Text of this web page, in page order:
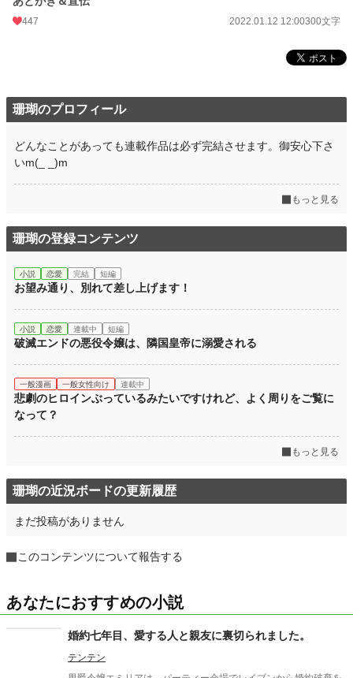
447 2022.01.12 12:00300文字
珊瑚のプロフィール
どんなことがあっても連載作品は必ず完結させます。御安心下さ
いm(_ _)m
もっと見る
珊瑚の登録コンテンツ
小説 恋愛 完結 短編
お望み通り、別れて差し上げます！
小説 恋愛 連載中 短編
破滅エンドの悪役令嬢は、隣国皇帝に溺愛される
一般漫画 一般女性向け 連載中
悲劇のヒロインぶっているみたいですけれど、よく周りをご覧に
なって？
もっと見る
珊瑚の近況ボードの更新履歴
まだ投稿がありません
このコンテンツについて報告する
あなたにおすすめの小説
婚約七年目、愛する人と親友に裏切られました。
テンテン